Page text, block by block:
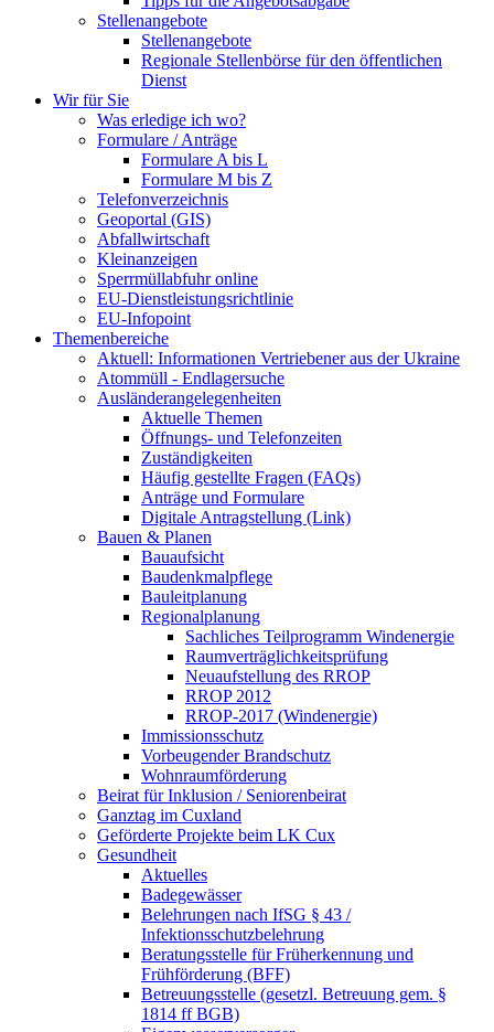
Stellenangebote
Stellenangebote
Regionale Stellenbörse für den öffentlichen
Dienst
Wir für Sie
Was erledige ich wo?
Formulare / Anträge
Formulare A bis L
Formulare M bis Z
Telefonverzeichnis
Geoportal (GIS)
Abfallwirtschaft
Kleinanzeigen
Sperrmüllabfuhr online
EU-Dienstleistungsrichtlinie
EU-Infopoint
Themenbereiche
Aktuell: Informationen Vertriebener aus der Ukraine
Atommüll - Endlagersuche
Ausländerangelegenheiten
Aktuelle Themen
Öffnungs- und Telefonzeiten
Zuständigkeiten
Häufig gestellte Fragen (FAQs)
Anträge und Formulare
Digitale Antragstellung (Link)
Bauen & Planen
Bauaufsicht
Baudenkmalpflege
Bauleitplanung
Regionalplanung
Sachliches Teilprogramm Windenergie
Raumverträglichkeitsprüfung
Neuaufstellung des RROP
RROP 2012
RROP-2017 (Windenergie)
Immissionsschutz
Vorbeugender Brandschutz
Wohnraumförderung
Beirat für Inklusion / Seniorenbeirat
Ganztag im Cuxland
Geförderte Projekte beim LK Cux
Gesundheit
Aktuelles
Badegewässer
Belehrungen nach IfSG § 43 /
Infektionsschutzbelehrung
Beratungsstelle für Früherkennung und
Frühförderung (BFF)
Betreuungsstelle (gesetzl. Betreuung gem. §
1814 ff BGB)